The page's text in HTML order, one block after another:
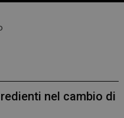
nel cambio di